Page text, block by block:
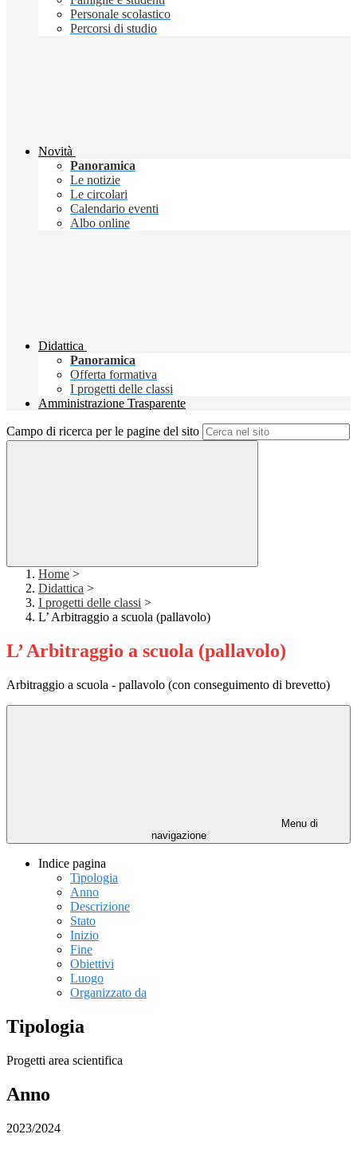
Personale scolastico
Percorsi di studio
Novità
Panoramica
Le notizie
Le circolari
Calendario eventi
Albo online
Didattica
Panoramica
Offerta formativa
I progetti delle classi
Amministrazione Trasparente
Campo di ricerca per le pagine del sito
Home >
Didattica >
I progetti delle classi >
L’ Arbitraggio a scuola (pallavolo)
L’ Arbitraggio a scuola (pallavolo)
Arbitraggio a scuola - pallavolo (con conseguimento di brevetto)
Menu di
navigazione
Indice pagina
Tipologia
Anno
Descrizione
Stato
Inizio
Fine
Obiettivi
Luogo
Organizzato da
Tipologia
Progetti area scientifica
Anno
2023/2024